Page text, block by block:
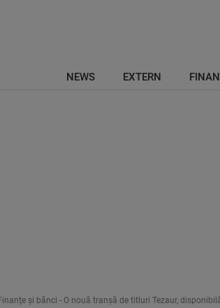
NEWS EXTERN
şi bănci - O nouă tranșă de titluri Tezaur,